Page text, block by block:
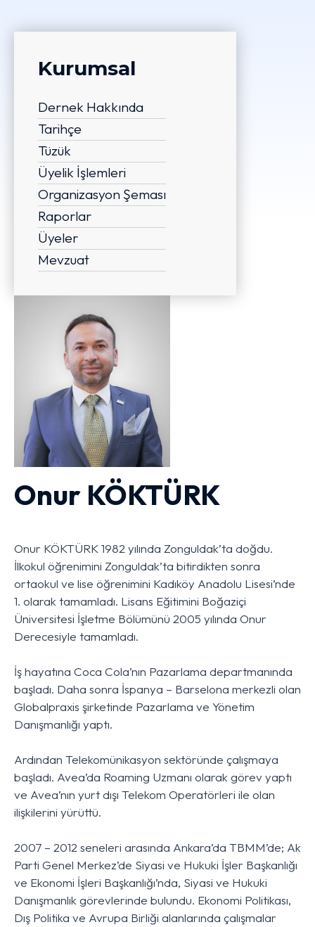
Kurumsal
Dernek Hakkında
Tarihçe
Tüzük
Üyelik İşlemleri
Organizasyon Şeması
Raporlar
Üyeler
Mevzuat
Onur KÖKTÜRK
Onur KÖKTÜRK 1982 yılında Zonguldak’ta doğdu.
İlkokul öğrenimini Zonguldak’ta bitirdikten sonra
ortaokul ve lise öğrenimini Kadıköy Anadolu Lisesi’nde
1. olarak tamamladı. Lisans Eğitimini Boğaziçi
Üniversitesi İşletme Bölümünü 2005 yılında Onur
Derecesiyle tamamladı.
İş hayatına Coca Cola’nın Pazarlama departmanında
başladı. Daha sonra İspanya – Barselona merkezli olan
Globalpraxis şirketinde Pazarlama ve Yönetim
Danışmanlığı yaptı.
Ardından Telekomünikasyon sektöründe çalışmaya
başladı. Avea’da Roaming Uzmanı olarak görev yaptı
ve Avea’nın yurt dışı Telekom Operatörleri ile olan
ilişkilerini yürüttü.
2007 – 2012 seneleri arasında Ankara’da TBMM’de; Ak
Parti Genel Merkez’de Siyasi ve Hukuki İşler Başkanlığı
ve Ekonomi İşleri Başkanlığı’nda, Siyasi ve Hukuki
Danışmanlık görevlerinde bulundu. Ekonomi Politikası,
Dış Politika ve Avrupa Birliği alanlarında çalışmalar